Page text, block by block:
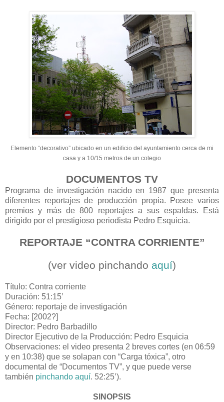
Elemento “decorativo” ubicado en un edificio del ayuntamiento cerca de mi
casa y a 10/15 metros de un colegio
DOCUMENTOS TV
Programa de investigación nacido en 1987 que presenta
diferentes reportajes de producción propia. Posee varios
premios y más de 800 reportajes a sus espaldas. Está
dirigido por el prestigioso periodista Pedro Esquicia.
REPORTAJE “CONTRA CORRIENTE”
(ver video pinchando aquí)
Título: Contra corriente
Duración: 51:15’
Género: reportaje de investigación
Fecha: [2002?]
Director: Pedro Barbadillo
Director Ejecutivo de la Producción: Pedro Esquicia
Observaciones: el video presenta 2 breves cortes (en 06:59
y en 10:38) que se solapan con “Carga tóxica”, otro
documental de “Documentos TV”, y que puede verse
también pinchando aquí. 52:25’).
SINOPSIS